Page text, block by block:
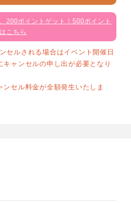
200ポイントゲット！500ポイント
こちら
セルされる場合はイベント開催日
キャンセルの申し出が必要となり
ンセル料金が全額発生いたしま